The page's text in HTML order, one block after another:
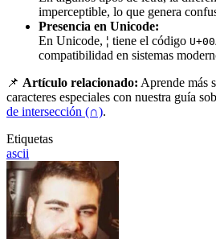
imperceptible, lo que genera
Presencia en Unicode:
En Unicode, ¦ tiene el código
compatibilidad en sistemas
📌 Artículo relacionado: Aprende más
caracteres especiales con nuestra guía
de intersección (∩).
Etiquetas
ascii